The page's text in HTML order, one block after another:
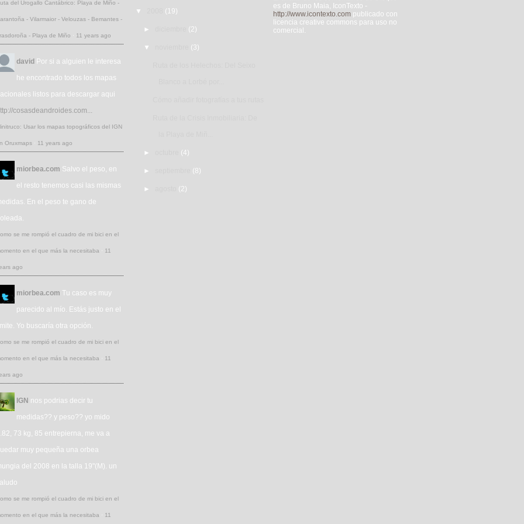
del Urogallo Cantábrico: Playa de Miño -
- Vilarmaior - Velouzas - Bemantes -
- Playa de Miño · 11 years ago
david Por si a alguien le interesa
he encontrado todos los mapas
listos para descargar aqui
cosasdeandroides.com...
Usar los mapas topográficos del IGN
Oruxmaps · 11 years ago
miorbea.com Salvo el peso, en
el resto tenemos casi las mismas
En el peso te gano de
se me rompió el cuadro de mi bici en el
en el que más la necesitaba · 11
ago
miorbea.com Tu caso es muy
parecido al mío. Estás justo en el
Yo buscaría otra opción.
se me rompió el cuadro de mi bici en el
en el que más la necesitaba · 11
ago
IGN nos podrias decir tu
medidas?? y peso?? yo mido
73 kg, 85 entrepierna, me va a
muy pequeña una orbea
del 2008 en la talla 19"(M). un
se me rompió el cuadro de mi bici en el
en el que más la necesitaba · 11
▼ (19)
► (2)
▼ (3)
► (4)
► (8)
► (2)
es de Bruno Maia, IconTexto -
http://www.icontexto.com publicado con
licencia creative commons para uso no
comercial.